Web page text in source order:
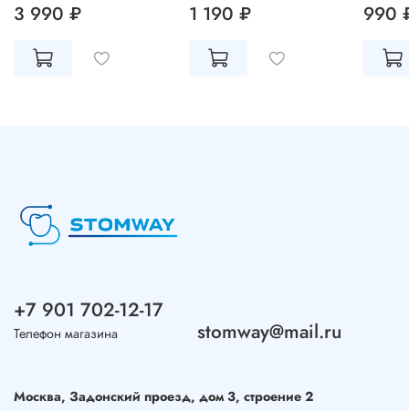
3 990 ₽ 1 190 ₽ 990
+7 901 702-12-17
Телефон магазина stomway@mail.ru
Москва, Задонский проезд, дом 3, строение 2